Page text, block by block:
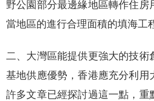
野公園部分最邊緣地區轉作住房
當地區的進行合理面積的填海工
二、大灣區能提供更強大的技術
基地供應優勢，香港應充分利用
許多文章已經探討過這一點，重